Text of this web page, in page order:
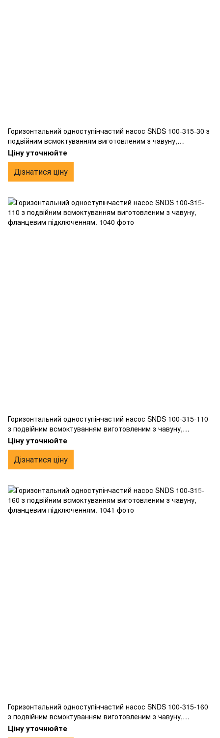
Горизонтальний одноступінчастий насос SNDS 100-315-30 з
подвійним всмоктуванням виготовленим з чавуну,
фланцевим підключенням.
Ціну уточнюйте
Дізнатися ціну
Горизонтальний одноступінчастий насос SNDS 100-315-110
з подвійним всмоктуванням виготовленим з чавуну,
фланцевим підключенням.
Ціну уточнюйте
Дізнатися ціну
Горизонтальний одноступінчастий насос SNDS 100-315-160
з подвійним всмоктуванням виготовленим з чавуну,
фланцевим підключенням.
Ціну уточнюйте